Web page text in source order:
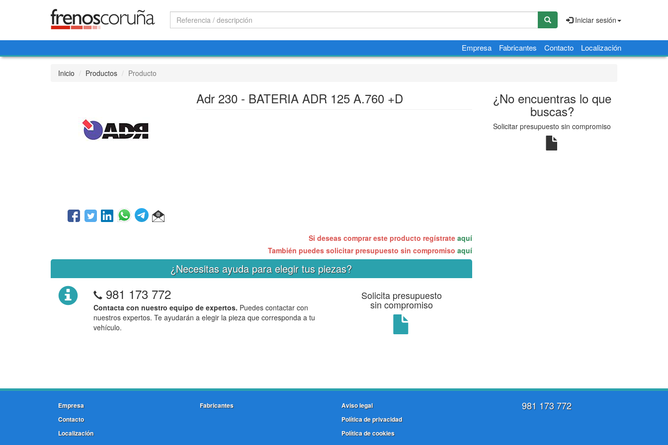
Iniciar sesión
Empresa Fabricantes Contacto Localización
Inicio Productos Producto
Adr 230 - BATERIA ADR 125 A.760 +D
Si deseas comprar este producto regístrate aquí
También puedes solicitar presupuesto sin compromiso aquí
¿Necesitas ayuda para elegir tus piezas?
981 173 772
Contacta con nuestro equipo de expertos. Puedes contactar con
nuestros expertos. Te ayudarán a elegir la pieza que corresponda a tu
vehículo.
Solicita presupuesto
sin compromiso
¿No encuentras lo que
buscas?
Solicitar presupuesto sin compromiso
Empresa
Contacto
Localización
Fabricantes
Aviso legal
Política de privacidad
Política de cookies
981 173 772